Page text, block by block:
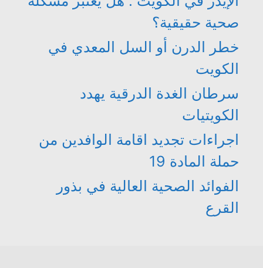
صحية حقيقية؟
خطر الدرن أو السل المعدي في
الكويت
سرطان الغدة الدرقية يهدد
الكويتيات
اجراءات تجديد اقامة الوافدين من
حملة المادة 19
الفوائد الصحية العالية في بذور
القرع